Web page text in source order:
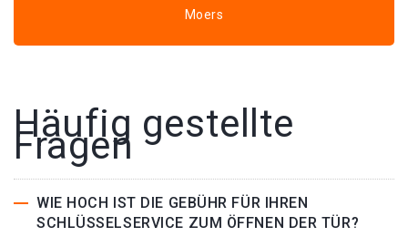
Moers
Häufig gestellte
Fragen
WIE HOCH IST DIE GEBÜHR FÜR IHREN
SCHLÜSSELSERVICE ZUM ÖFFNEN DER TÜR?